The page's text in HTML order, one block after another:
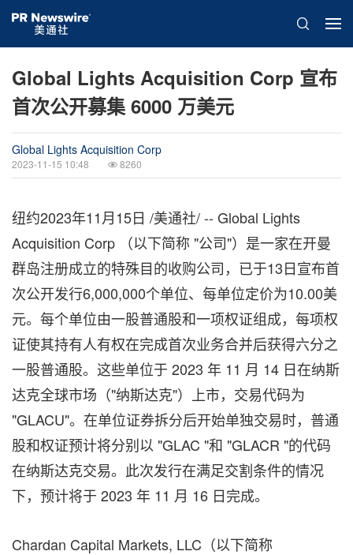
Global Lights Acquisition Corp 宣布
首次公开募集 6000 万美元
Global Lights Acquisition Corp
2023-11-15 10:48 8260
纽约2023年11月15日 /美通社/ -- Global Lights
Acquisition Corp （以下简称 "公司"）是一家在开曼
群岛注册成立的特殊目的收购公司，已于13日宣布首
次公开发行6,000,000个单位、每单位定价为10.00美
元。每个单位由一股普通股和一项权证组成，每项权
证使其持有人有权在完成首次业务合并后获得六分之
一股普通股。这些单位于 2023 年 11 月 14 日在纳斯
达克全球市场（"纳斯达克"）上市，交易代码为
"GLACU"。在单位证券拆分后开始单独交易时，普通
股和权证预计将分别以 "GLAC "和 "GLACR "的代码
在纳斯达克交易。此次发行在满足交割条件的情况
下，预计将于 2023 年 11 月 16 日完成。
Chardan Capital Markets, LLC（以下简称